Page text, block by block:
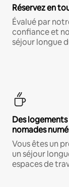
Réservez en
Évalué par
confiance et
séjour longue
Des
nomades
Vous êtes un
un séjour
espaces de